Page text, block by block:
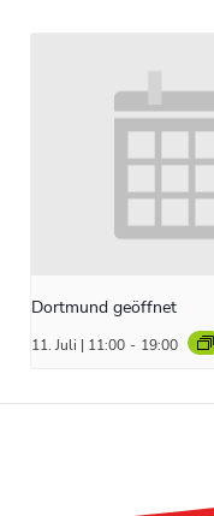
Dortmund geöffnet
11. Juli | 11:00 - 19:00